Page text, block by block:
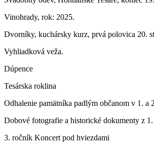
Vinohrady, rok: 2025.
Dvorníky, kuchársky kurz, prvá polovica 20.
Vyhliadková veža.
Dúpence
Tesárska roklina
Odhalenie pamätníka padlým občanom v 1. a
Dobové fotografie a historické dokumenty z
3. ročník Koncert pod hviezdami